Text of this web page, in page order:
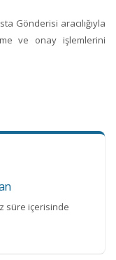
Gönderisi aracılığıyla
ve onay işlemlerini
süre içerisinde